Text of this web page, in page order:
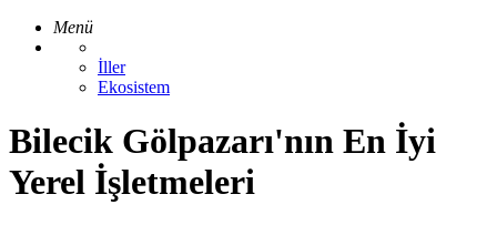
Menü
İller
Ekosistem
Bilecik Gölpazarı'nın En İyi
Yerel İşletmeleri